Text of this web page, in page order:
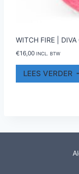
WITCH FIRE |
€16,00 INCL. BTW
LEES VERDER